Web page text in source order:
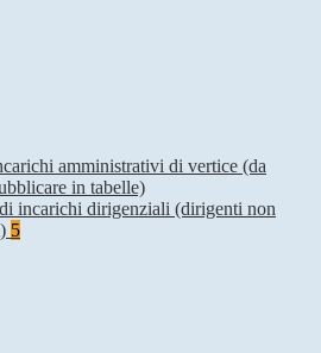
amministrativi di vertice (da
in tabelle)
incarichi dirigenziali (dirigenti non
5